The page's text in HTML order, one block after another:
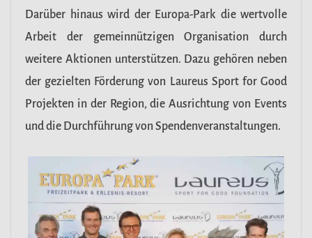
Darüber hinaus wird der Europa-Park die wertvolle
Arbeit der gemeinnützigen Organisation durch
weitere Aktionen unterstützen. Dazu gehören neben
der gezielten Förderung von Laureus Sport for Good
Projekten in der Region, die Ausrichtung von Events
und die Durchführung von Spendenveranstaltungen.